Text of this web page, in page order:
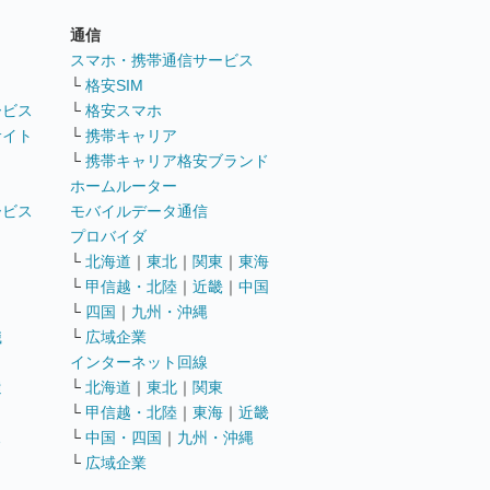
ス
ト
ス
通信
スマホ・携帯通信サービス
└ 格安SIM
└ 格安スマホ
└ 携帯キャリア
└ 携帯キャリア格安ブランド
ホームルーター
モバイルデータ通信
プロバイダ
└ 北海道 ｜ 東北 ｜ 関東 ｜ 東海
└ 甲信越・北陸 ｜ 近畿 ｜ 中国
└ 四国 ｜ 九州・沖縄
└ 広域企業
インターネット回線
└ 北海道 ｜ 東北 ｜ 関東
└ 甲信越・北陸 ｜ 東海 ｜ 近畿
└ 中国・四国 ｜ 九州・沖縄
└ 広域企業